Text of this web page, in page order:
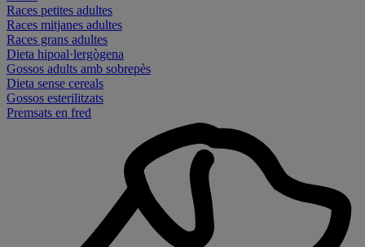
Races petites adultes
Races mitjanes adultes
Races grans adultes
Dieta hipoal·lergògena
Gossos adults amb sobrepès
Dieta sense cereals
Gossos esterilitzats
Premsats en fred